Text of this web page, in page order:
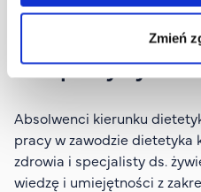
Zmień
Perspektywy
Absolwenci kierunku
pracy w zawodzie dietetyka
zdrowia i specjalisty ds.
wiedzę i umiejętności z